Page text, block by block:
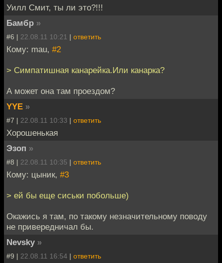
Уилл Смит, ты ли это?!!!
Бамбр »
#6 | 22.08.11 10:21 | ответить
Кому: mau, #2
> Симпатишная канарейка.Или канарка?
А может она там проездом?
YYE »
#7 | 22.08.11 10:33 | ответить
Хорошенькая
Эзоп »
#8 | 22.08.11 10:35 | ответить
Кому: цыник, #3
> ей бы еще сиськи побольше)
Окажись я там, по такому незначительному поводу
не привередничал бы.
Nevsky »
#9 | 22.08.11 16:54 | ответить